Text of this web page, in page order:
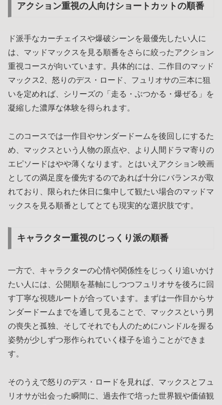
アクション重視の人向けショートカットの順番
ド派手なカーチェイスや爆破シーンを最優先したい人に
は、マッドマックスを見る順番をさらに絞ったアクション
重視コースが向いています。具体的には、二作目のマッド
マックス2、怒りのデス・ロード、フュリオサの三本に狙
いを定めれば、シリーズの「走る・ぶつかる・爆ぜる」を
凝縮した濃厚な体験を得られます。
このコースでは一作目やサンダードームを後回しにするた
め、マックスという人物の原点や、より人間ドラマ寄りの
エピソードはやや薄くなります。とはいえアクション映画
としての満足度を優先するのであれば十分にバランスが取
れており、限られた休日に集中して観たい場合のマッドマ
ックスを見る順番としてとても現実的な選択肢です。
キャラクター重視のじっくり派の順番
一方で、キャラクターの心情や関係性をじっくり追いかけ
たい人には、公開順を基軸にしつつフュリオサを後ろに回
す丁寧な視聴ルートが合っています。まずは一作目からサ
ンダードームまでを通して見ることで、マックスという男
の喪失と孤独、そしてそれでも人のためにハンドルを握る
姿勢が少しずつ形作られていく様子を追うことができま
す。
そのうえで怒りのデス・ロードを見れば、マックスとフュ
リオサが出会った瞬間に、過去作で培った世界観や価値観